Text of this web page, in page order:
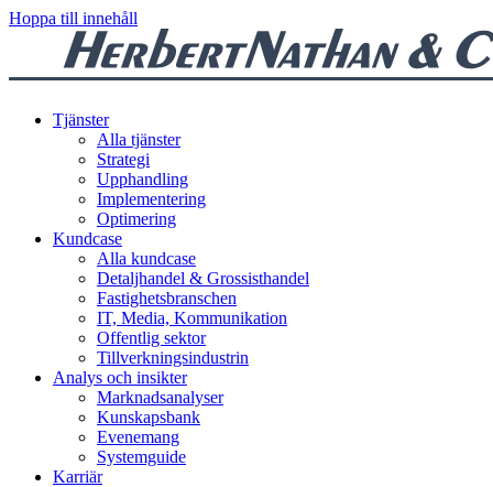
Hoppa till innehåll
Tjänster
Alla tjänster
Strategi
Upphandling
Implementering
Optimering
Kundcase
Alla kundcase
Detaljhandel & Grossisthandel
Fastighetsbranschen
IT, Media, Kommunikation
Offentlig sektor
Tillverkningsindustrin
Analys och insikter
Marknadsanalyser
Kunskapsbank
Evenemang
Systemguide
Karriär